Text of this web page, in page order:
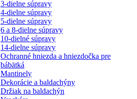
3-dielne súpravy
4-dielne súpravy
5-dielne súpravy
6 a 8-dielne súpravy
10-dielné súpravy
14-dielne súpravy
Ochranné hniezda a hniezdočka pre
bábätká
Mantinely
Dekorácie a baldachýny
Držiak na baldachýn